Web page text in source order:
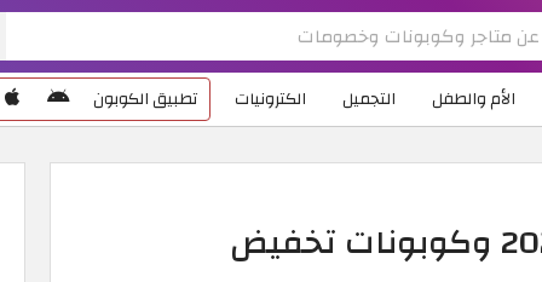
الأم والطفل التجميل الكترونيات تطبيق الكوبون